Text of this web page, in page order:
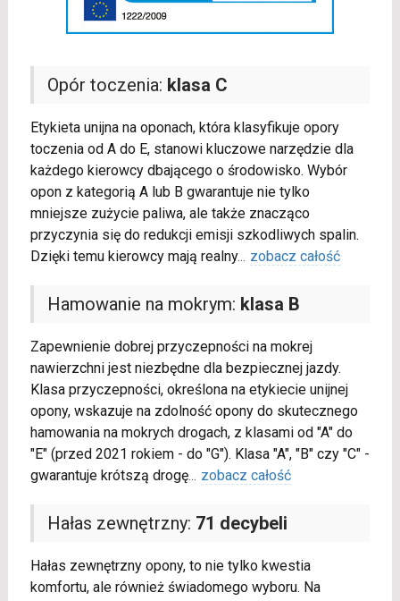
Opór toczenia: klasa C
Etykieta unijna na oponach, która klasyfikuje opory
toczenia od A do E, stanowi kluczowe narzędzie dla
każdego kierowcy dbającego o środowisko. Wybór
opon z kategorią A lub B gwarantuje nie tylko
mniejsze zużycie paliwa, ale także znacząco
przyczynia się do redukcji emisji szkodliwych spalin.
Dzięki temu kierowcy mają realny... zobacz całość
Hamowanie na mokrym: klasa B
Zapewnienie dobrej przyczepności na mokrej
nawierzchni jest niezbędne dla bezpiecznej jazdy.
Klasa przyczepności, określona na etykiecie unijnej
opony, wskazuje na zdolność opony do skutecznego
hamowania na mokrych drogach, z klasami od "A" do
"E" (przed 2021 rokiem - do "G"). Klasa "A", "B" czy "C" -
gwarantuje krótszą drogę... zobacz całość
Hałas zewnętrzny: 71 decybeli
Hałas zewnętrzny opony, to nie tylko kwestia
komfortu, ale również świadomego wyboru. Na